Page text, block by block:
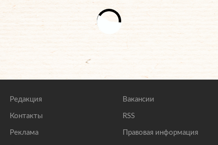
Редакция
Контакты
Реклама
Вакансии
RSS
Правовая информация